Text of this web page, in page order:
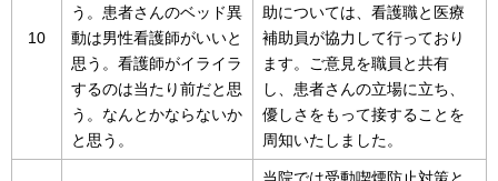
10
う。患者さんのベッド異
動は男性看護師がいいと
思う。看護師がイライラ
するのは当たり前だと思
う。なんとかならないか
と思う。
助については、看護職と医療
補助員が協力して行っており
ます。ご意見を職員と共有
し、患者さんの立場に立ち、
優しさをもって接することを
周知いたしました。